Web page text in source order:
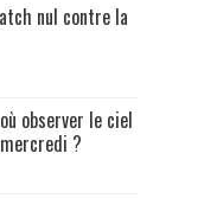
nul contre la
observer le ciel
?